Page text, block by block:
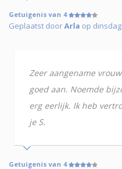
Getuigenis van 4
Geplaatst doorArla op
Zeer aangename
goed aan. Noemde
erg eerlijk. Ik heb
je S.
Getuigenis van 4